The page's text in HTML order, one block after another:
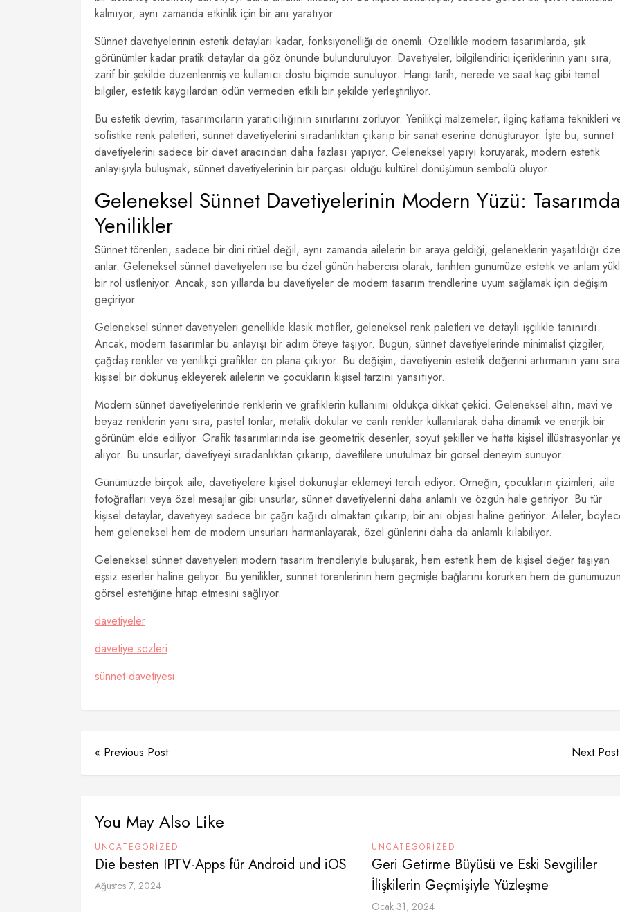
kalmıyor, aynı zamanda etkinlik için bir anı yaratıyor.
Sünnet davetiyelerinin estetik detayları kadar, fonksiyonelliği de önemli. Özellikle modern tasarımlarda, şık
görünümler kadar pratik detaylar da göz önünde bulunduruluyor. Davetiyeler, bilgilendirici içeriklerinin yanı sıra,
zarif bir şekilde düzenlenmiş ve kullanıcı dostu biçimde sunuluyor. Hangi tarih, nerede ve saat kaç gibi temel
bilgiler, estetik kaygılardan ödün vermeden etkili bir şekilde yerleştiriliyor.
Bu estetik devrim, tasarımcıların yaratıcılığının sınırlarını zorluyor. Yenilikçi malzemeler, ilginç katlama teknikleri
sofistike renk paletleri, sünnet davetiyelerini sıradanlıktan çıkarıp bir sanat eserine dönüştürüyor. İşte bu, sünnet
davetiyelerini sadece bir davet aracından daha fazlası yapıyor. Geleneksel yapıyı koruyarak, modern estetik
anlayışıyla buluşmak, sünnet davetiyelerinin bir parçası olduğu kültürel dönüşümün sembolü oluyor.
Geleneksel Sünnet Davetiyelerinin Modern Yüzü: Tasarımda
Yenilikler
Sünnet törenleri, sadece bir dini ritüel değil, aynı zamanda ailelerin bir araya geldiği, geleneklerin yaşatıldığı
anlar. Geleneksel sünnet davetiyeleri ise bu özel günün habercisi olarak, tarihten günümüze estetik ve anlam
bir rol üstleniyor. Ancak, son yıllarda bu davetiyeler de modern tasarım trendlerine uyum sağlamak için değişim
geçiriyor.
Geleneksel sünnet davetiyeleri genellikle klasik motifler, geleneksel renk paletleri ve detaylı işçilikle tanınırdı.
Ancak, modern tasarımlar bu anlayışı bir adım öteye taşıyor. Bugün, sünnet davetiyelerinde minimalist çizgiler,
çağdaş renkler ve yenilikçi grafikler ön plana çıkıyor. Bu değişim, davetiyenin estetik değerini artırmanın yanı
kişisel bir dokunuş ekleyerek ailelerin ve çocukların kişisel tarzını yansıtıyor.
Modern sünnet davetiyelerinde renklerin ve grafiklerin kullanımı oldukça dikkat çekici. Geleneksel altın, mavi ve
beyaz renklerin yanı sıra, pastel tonlar, metalik dokular ve canlı renkler kullanılarak daha dinamik ve enerjik bir
görünüm elde ediliyor. Grafik tasarımlarında ise geometrik desenler, soyut şekiller ve hatta kişisel illüstrasyonlar
alıyor. Bu unsurlar, davetiyeyi sıradanlıktan çıkarıp, davetlilere unutulmaz bir görsel deneyim sunuyor.
Günümüzde birçok aile, davetiyelere kişisel dokunuşlar eklemeyi tercih ediyor. Örneğin, çocukların çizimleri, aile
fotoğrafları veya özel mesajlar gibi unsurlar, sünnet davetiyelerini daha anlamlı ve özgün hale getiriyor. Bu tür
kişisel detaylar, davetiyeyi sadece bir çağrı kağıdı olmaktan çıkarıp, bir anı objesi haline getiriyor. Aileler,
hem geleneksel hem de modern unsurları harmanlayarak, özel günlerini daha da anlamlı kılabiliyor.
Geleneksel sünnet davetiyeleri modern tasarım trendleriyle buluşarak, hem estetik hem de kişisel değer taşıyan
eşsiz eserler haline geliyor. Bu yenilikler, sünnet törenlerinin hem geçmişle bağlarını korurken hem de
görsel estetiğine hitap etmesini sağlıyor.
davetiyeler
davetiye sözleri
sünnet davetiyesi
« Previous Post Next
You May Also Like
UNCATEGORIZED
Die besten IPTV-Apps für Android und iOS
Ağustos 7, 2024
UNCATEGORIZED
Geri Getirme Büyüsü ve Eski Sevgililer
İlişkilerin Geçmişiyle Yüzleşme
Ocak 31, 2024